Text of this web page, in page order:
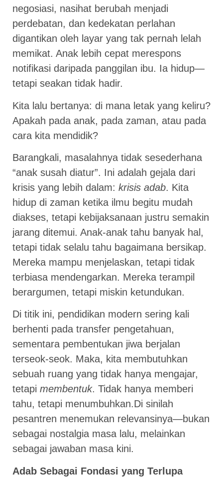
negosiasi, nasihat berubah menjadi
perdebatan, dan kedekatan perlahan
digantikan oleh layar yang tak pernah lelah
memikat. Anak lebih cepat merespons
notifikasi daripada panggilan ibu. Ia hidup—
tetapi seakan tidak hadir.
Kita lalu bertanya: di mana letak yang keliru?
Apakah pada anak, pada zaman, atau pada
cara kita mendidik?
Barangkali, masalahnya tidak sesederhana
“anak susah diatur”. Ini adalah gejala dari
krisis yang lebih dalam: krisis adab. Kita
hidup di zaman ketika ilmu begitu mudah
diakses, tetapi kebijaksanaan justru semakin
jarang ditemui. Anak-anak tahu banyak hal,
tetapi tidak selalu tahu bagaimana bersikap.
Mereka mampu menjelaskan, tetapi tidak
terbiasa mendengarkan. Mereka terampil
berargumen, tetapi miskin ketundukan.
Di titik ini, pendidikan modern sering kali
berhenti pada transfer pengetahuan,
sementara pembentukan jiwa berjalan
terseok-seok. Maka, kita membutuhkan
sebuah ruang yang tidak hanya mengajar,
tetapi membentuk. Tidak hanya memberi
tahu, tetapi menumbuhkan.Di sinilah
pesantren menemukan relevansinya—bukan
sebagai nostalgia masa lalu, melainkan
sebagai jawaban masa kini.
Adab Sebagai Fondasi yang Terlupa